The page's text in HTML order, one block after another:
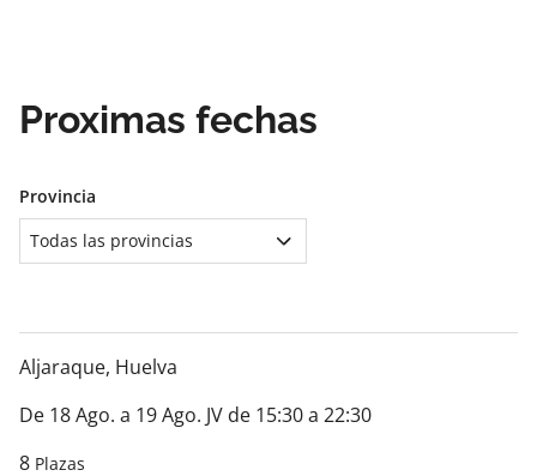
Proximas fechas
Provincia
Todas las provincias
Aljaraque, Huelva
De 18 Ago. a 19 Ago. JV de 15:30 a 22:30
8 Plazas